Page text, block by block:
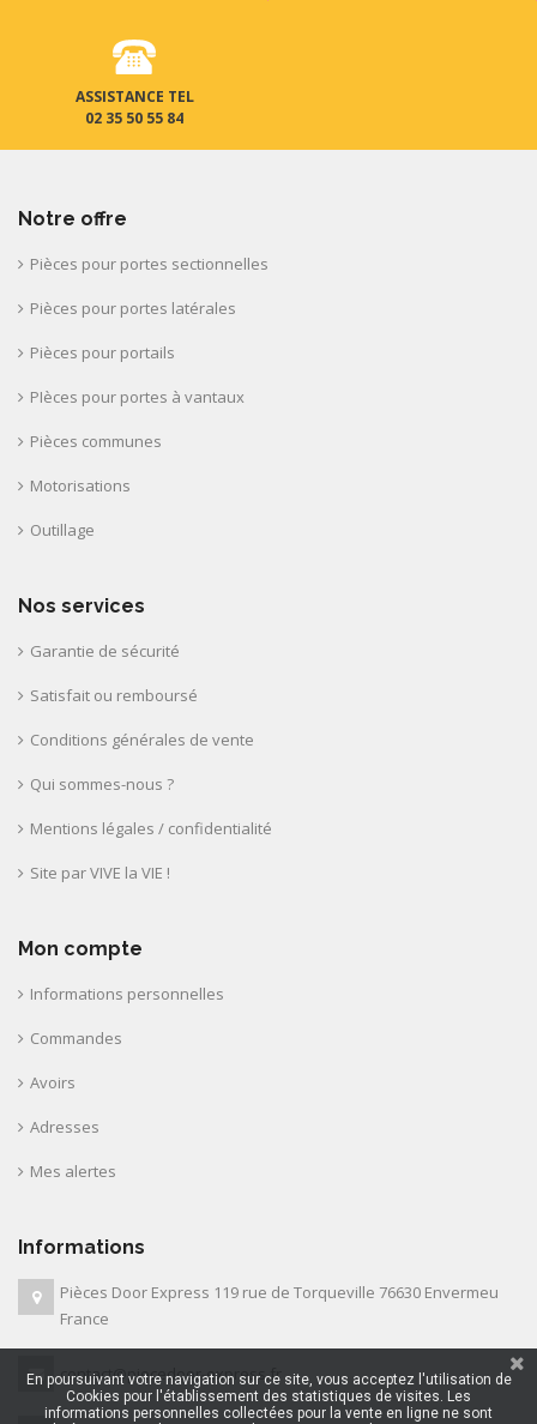
ASSISTANCE TEL
02 35 50 55 84
Notre offre
Pièces pour portes sectionnelles
Pièces pour portes latérales
Pièces pour portails
PIèces pour portes à vantaux
Pièces communes
Motorisations
Outillage
Nos services
Garantie de sécurité
Satisfait ou remboursé
Conditions générales de vente
Qui sommes-nous ?
Mentions légales / confidentialité
Site par VIVE la VIE !
Mon compte
Informations personnelles
Commandes
Avoirs
Adresses
Mes alertes
Informations
Pièces Door Express 119 rue de Torqueville 76630 Envermeu
France
contact@piecedoor-express.fr
En poursuivant votre navigation sur ce site, vous acceptez l'utilisation de
Cookies pour l'établissement des statistiques de visites. Les
informations personnelles collectées pour la vente en ligne ne sont